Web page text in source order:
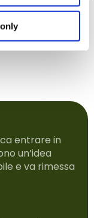
entrare in
un’idea
e va rimessa